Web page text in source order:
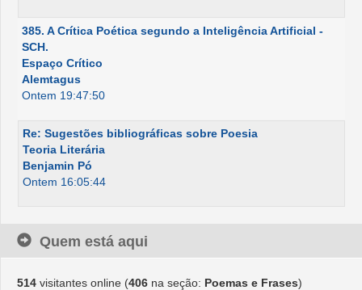
385. A Crítica Poética segundo a Inteligência Artificial -
SCH.
Espaço Crítico
Alemtagus
Ontem 19:47:50
Re: Sugestões bibliográficas sobre Poesia
Teoria Literária
Benjamin Pó
Ontem 16:05:44
Quem está aqui
514 visitantes online (406 na seção: Poemas e Frases)